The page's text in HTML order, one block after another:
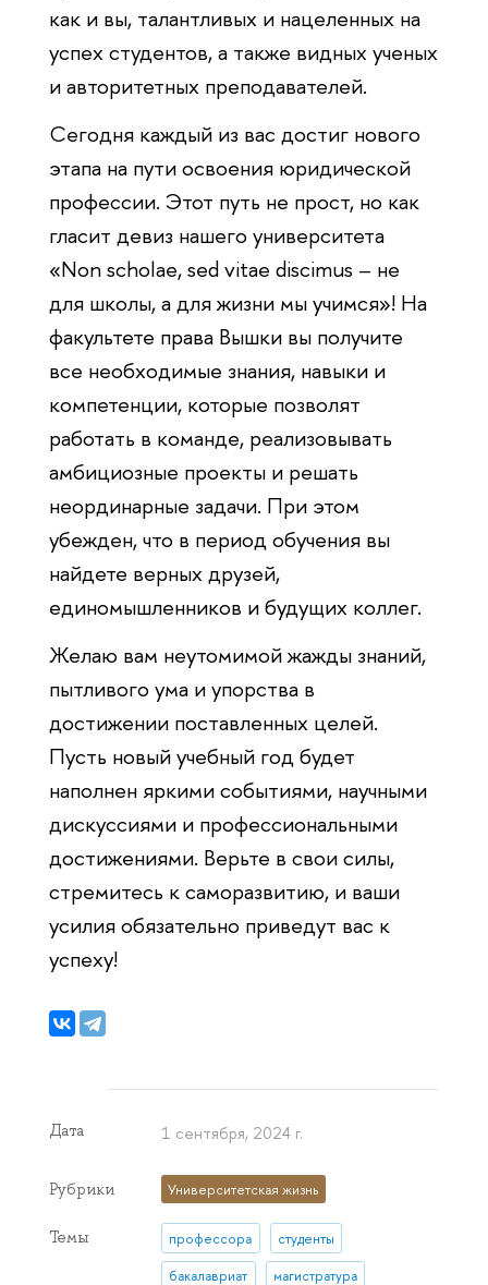
как и вы, талантливых и нацеленных на
успех студентов, а также видных ученых
и авторитетных преподавателей.
Сегодня каждый из вас достиг нового
этапа на пути освоения юридической
профессии. Этот путь не прост, но как
гласит девиз нашего университета
«Non scholae, sed vitae discimus – не
для школы, а для жизни мы учимся»! На
факультете права Вышки вы получите
все необходимые знания, навыки и
компетенции, которые позволят
работать в команде, реализовывать
амбициозные проекты и решать
неординарные задачи. При этом
убежден, что в период обучения вы
найдете верных друзей,
единомышленников и будущих коллег.
Желаю вам неутомимой жажды знаний,
пытливого ума и упорства в
достижении поставленных целей.
Пусть новый учебный год будет
наполнен яркими событиями, научными
дискуссиями и профессиональными
достижениями. Верьте в свои силы,
стремитесь к саморазвитию, и ваши
усилия обязательно приведут вас к
успеху!
Дата 1 сентября, 2024 г.
Рубрики Университетская жизнь
Темы профессора студенты
бакалавриат магистратура